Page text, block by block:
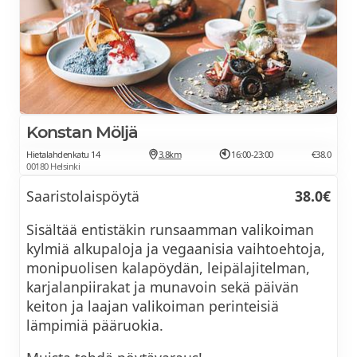
Hofsin kakkuja ja leivonnaisia
BEVERAGES - JUOMIA:
Tuoremehuja & Teelajitelma
Kahvia tumma ja vaalea paahto
Konstan Möljä
Hietalahdenkatu 14
00180 Helsinki
3.8km 16:00-23:00 €38.0
Saaristolaispöytä
38.0€
Sisältää entistäkin runsaamman valikoiman
kylmiä alkupaloja ja vegaanisia vaihtoehtoja,
monipuolisen kalapöydän, leipälajitelman,
karjalanpiirakat ja munavoin sekä päivän
keiton ja laajan valikoiman perinteisiä
lämpimiä pääruokia.